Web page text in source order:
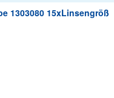
1303080 15xLinsengröß